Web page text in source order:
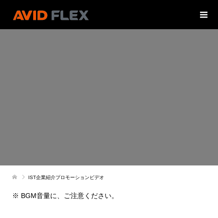
IST企業紹介プロモーションビデオ
※ BGM音量に、ご注意ください。